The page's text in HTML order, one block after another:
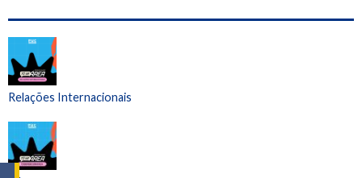
Relações Internacionais